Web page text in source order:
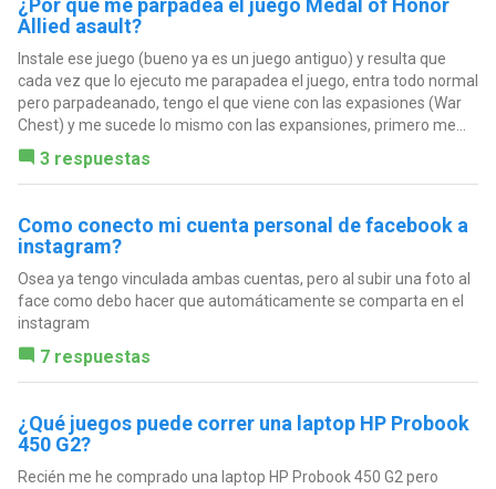
¿Por qué me parpadea el juego Medal of Honor
Allied asault?
Instale ese juego (bueno ya es un juego antiguo) y resulta que
cada vez que lo ejecuto me parapadea el juego, entra todo normal
pero parpadeanado, tengo el que viene con las expasiones (War
Chest) y me sucede lo mismo con las expansiones, primero me...
3 respuestas
Como conecto mi cuenta personal de facebook a
instagram?
Osea ya tengo vinculada ambas cuentas, pero al subir una foto al
face como debo hacer que automáticamente se comparta en el
instagram
7 respuestas
¿Qué juegos puede correr una laptop HP Probook
450 G2?
Recién me he comprado una laptop HP Probook 450 G2 pero